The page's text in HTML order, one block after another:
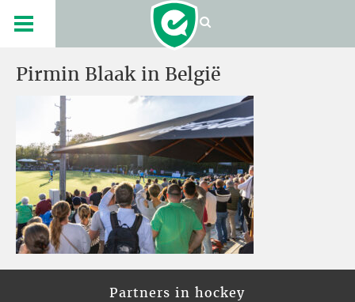
Pirmin Blaak in België
Partners in hockey